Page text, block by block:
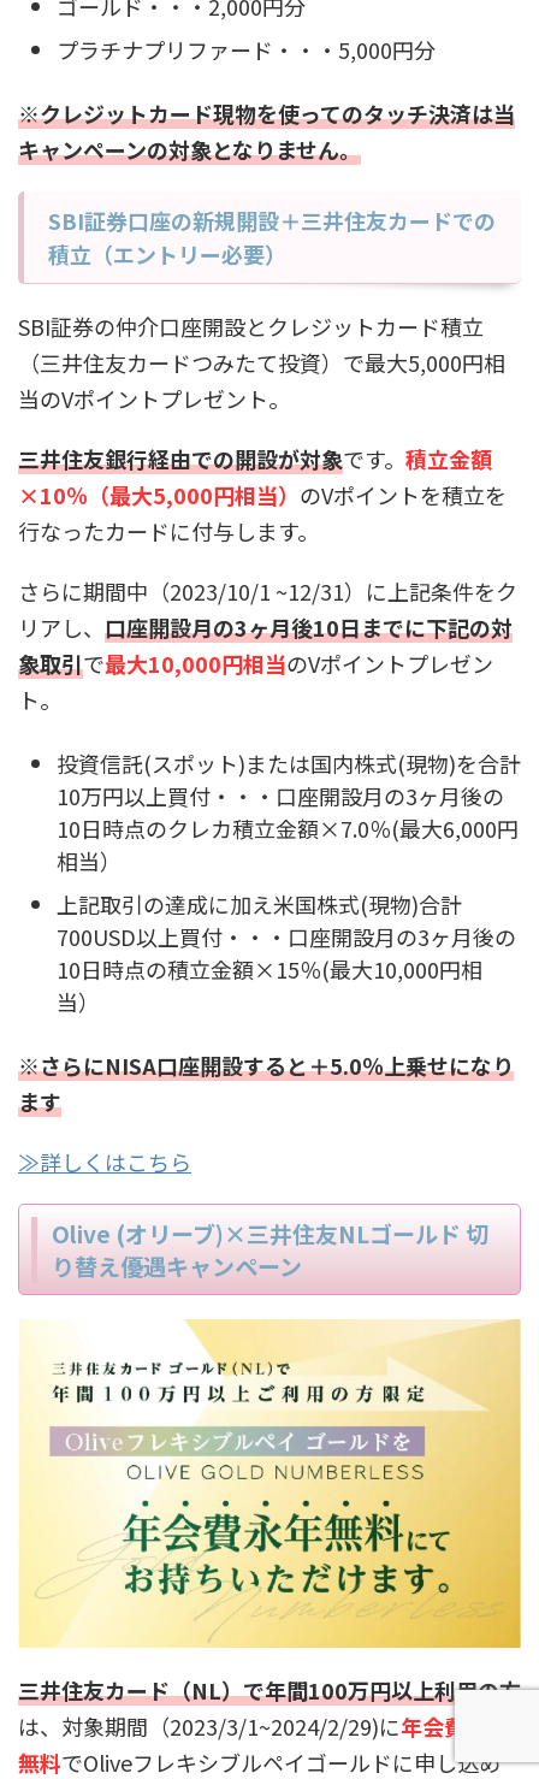
プラチナプリファード・・・5,000円分
※クレジットカード現物を使ってのタッチ決済は当
キャンペーンの対象となりません。
SBI証券口座の新規開設＋三井住友カードでの
積立（エントリー必要）
SBI証券の仲介口座開設とクレジットカード積立
（三井住友カードつみたて投資）で最大5,000円相
当のVポイントプレゼント。
三井住友銀行経由での開設が対象です。 積立金額
×10％（最大5,000円相当） のVポイントを積立を
行なったカードに付与します。
さらに期間中（2023/10/1 ~12/31）に上記条件をク
リアし、 口座開設月の3ヶ月後10日までに下記の対
象取引で最大10,000円相当のVポイントプレゼン
ト。
投資信託(スポット)または国内株式(現物)を合計
10万円以上買付・・・口座開設月の3ヶ月後の
10日時点のクレカ積立金額×7.0％(最大6,000円
相当）
上記取引の達成に加え米国株式(現物)合計
700USD以上買付・・・口座開設月の3ヶ月後の
10日時点の積立金額×15％(最大10,000円相
当）
※さらにNISA口座開設すると＋5.0％上乗せになり
ます
≫詳しくはこちら
Olive (オリーブ)×三井住友NLゴールド 切
り替え優遇キャンペーン
三井住友カード（NL）で年間100万円以上利用の方
は、対象期間（2023/3/1~2024/2/29)に年会費永年
無料でOliveフレキシブルペイゴールドに申し込め